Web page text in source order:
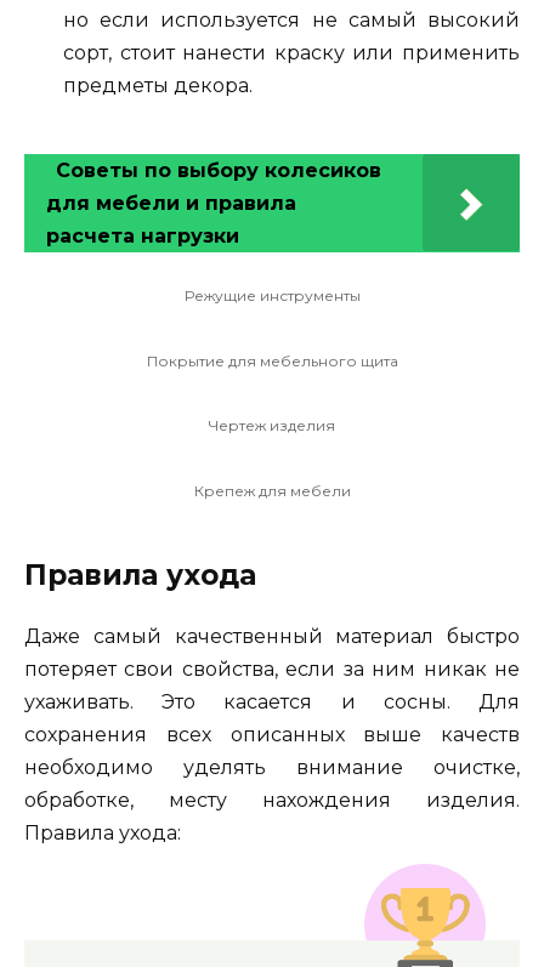
но если используется не самый высокий
сорт, стоит нанести краску или применить
предметы декора.
Советы по выбору колесиков
для мебели и правила
расчета нагрузки
Режущие инструменты
Покрытие для мебельного щита
Чертеж изделия
Крепеж для мебели
Правила ухода
Даже самый качественный материал быстро
потеряет свои свойства, если за ним никак не
ухаживать. Это касается и сосны. Для
сохранения всех описанных выше качеств
необходимо уделять внимание очистке,
обработке, месту нахождения изделия.
Правила ухода: